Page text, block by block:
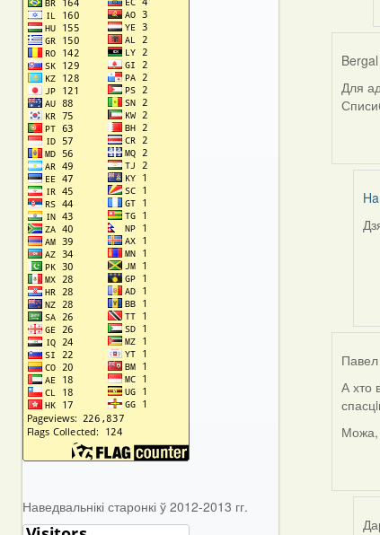
Для
In
Павел
А хто
Можа,
Наведвальнікі старонкі ў 2012-2013 гг.